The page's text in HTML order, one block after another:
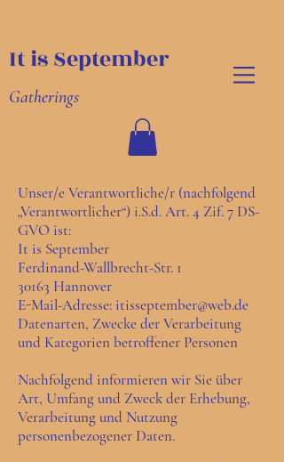
It is September
Gatherings
Unser/e Verantwortliche/r (nachfolgend
„Verantwortlicher“) i.S.d. Art. 4 Zif. 7 DS-
GVO ist:
It is September
Ferdinand-Wallbrecht-Str. 1
30163 Hannover
E-Mail-Adresse: itisseptember@web.de
Datenarten, Zwecke der Verarbeitung
und Kategorien betroffener Personen
Nachfolgend informieren wir Sie über
Art, Umfang und Zweck der Erhebung,
Verarbeitung und Nutzung
personenbezogener Daten.